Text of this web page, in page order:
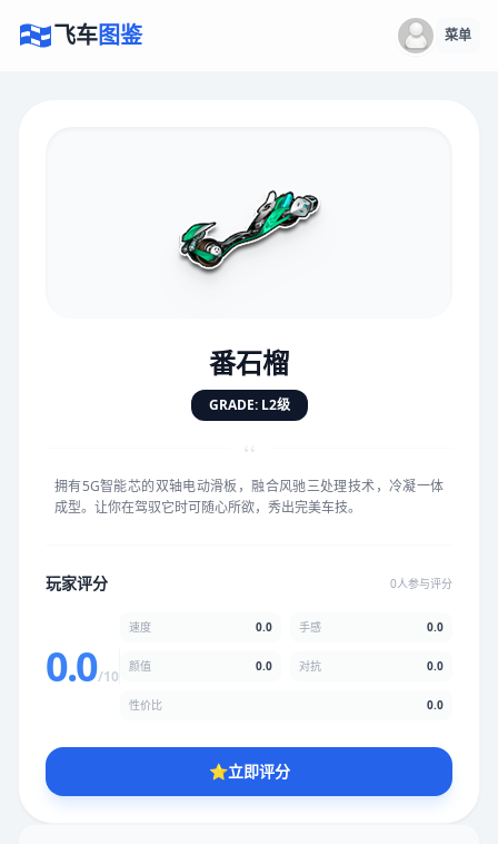
飞车图鉴 菜单
番石榴
GRADE: L2级
“
拥有5G智能芯的双轴电动滑板，融合风驰三处理技术，冷凝一体
成型。让你在驾驭它时可随心所欲，秀出完美车技。
玩家评分 0人参与评分
0.0/10
速度 0.0 手感 0.0
颜值 0.0 对抗 0.0
性价比 0.0
⭐立即评分
★★★★★★★
手感 5.0分
★★ ★ ★
性价比
★★★★★★★★★★